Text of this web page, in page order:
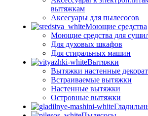
вытяжкам
Аксесуары для пылесосов
Моющие средства
Моющие средства для
Для духовых шкафов
Для стиральных машин
Вытяжки
Вытяжки настенные
Встраиваемые вытяжки
Настенные вытяжки
Островные вытяжки